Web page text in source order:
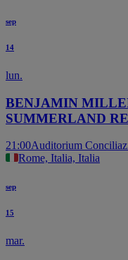
sep
14
lun.
BENJAMIN
SUMMERLAND
21:00Auditorium
Rome, Italia, Italia
sep
15
mar.